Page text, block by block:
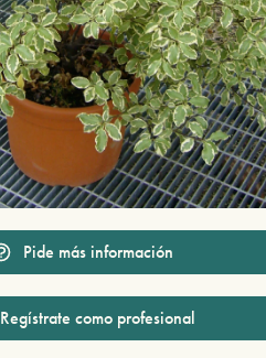
Pide más información
Regístrate como profesional